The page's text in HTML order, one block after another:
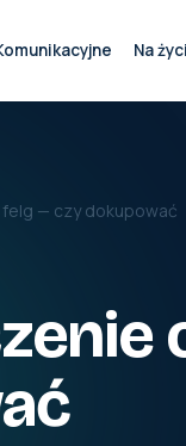
Na
— czy dokupować